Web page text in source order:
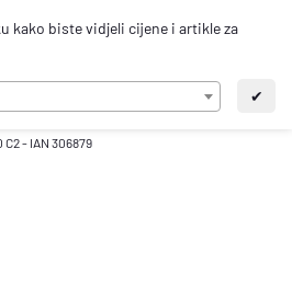
kako biste vidjeli cijene i artikle za
✔
HR
C2 - IAN 306879